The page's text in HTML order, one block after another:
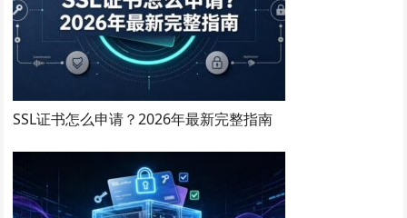
SSL证书怎么申请？2026年最新完整指南